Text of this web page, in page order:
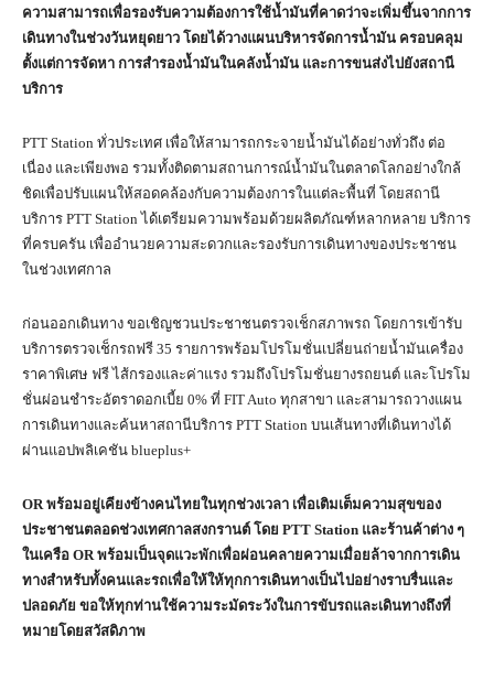
ความสามารถเพื่อรองรับความต้องการใช้น้ำมันที่คาดว่าจะเพิ่มขึ้นจากการ
เดินทางในช่วงวันหยุดยาว โดยได้วางแผนบริหารจัดการน้ำมัน ครอบคลุม
ตั้งแต่การจัดหา การสำรองน้ำมันในคลังน้ำมัน และการขนส่งไปยังสถานี
บริการ
PTT Station ทั่วประเทศ เพื่อให้สามารถกระจายน้ำมันได้อย่างทั่วถึง ต่อ
เนื่อง และเพียงพอ รวมทั้งติดตามสถานการณ์น้ำมันในตลาดโลกอย่างใกล้
ชิดเพื่อปรับแผนให้สอดคล้องกับความต้องการในแต่ละพื้นที่ โดยสถานี
บริการ PTT Station ได้เตรียมความพร้อมด้วยผลิตภัณฑ์หลากหลาย บริการ
ที่ครบครัน เพื่ออำนวยความสะดวกและรองรับการเดินทางของประชาชน
ในช่วงเทศกาล
ก่อนออกเดินทาง ขอเชิญชวนประชาชนตรวจเช็กสภาพรถ โดยการเข้ารับ
บริการตรวจเช็กรถฟรี 35 รายการพร้อมโปรโมชั่นเปลี่ยนถ่ายน้ำมันเครื่อง
ราคาพิเศษ ฟรี ไส้กรองและค่าแรง รวมถึงโปรโมชั่นยางรถยนต์ และโปรโม
ชั่นผ่อนชำระอัตราดอกเบี้ย 0% ที่ FIT Auto ทุกสาขา และสามารถวางแผน
การเดินทางและค้นหาสถานีบริการ PTT Station บนเส้นทางที่เดินทางได้
ผ่านแอปพลิเคชัน blueplus+
OR พร้อมอยู่เคียงข้างคนไทยในทุกช่วงเวลา เพื่อเติมเต็มความสุขของ
ประชาชนตลอดช่วงเทศกาลสงกรานต์ โดย PTT Station และร้านค้าต่าง ๆ
ในเครือ OR พร้อมเป็นจุดแวะพักเพื่อผ่อนคลายความเมื่อยล้าจากการเดิน
ทางสำหรับทั้งคนและรถเพื่อให้ให้ทุกการเดินทางเป็นไปอย่างราบรื่นและ
ปลอดภัย ขอให้ทุกท่านใช้ความระมัดระวังในการขับรถและเดินทางถึงที่
หมายโดยสวัสดิภาพ